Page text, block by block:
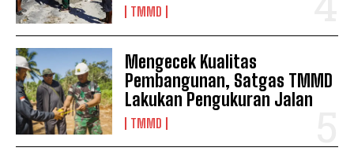
TMMD
Mengecek Kualitas
Pembangunan, Satgas TMMD
Lakukan Pengukuran Jalan
TMMD